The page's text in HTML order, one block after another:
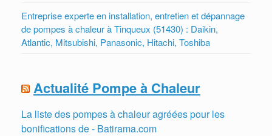
Entreprise experte en installation, entretien et dépannage
de pompes à chaleur à Tinqueux (51430) : Daikin,
Atlantic, Mitsubishi, Panasonic, Hitachi, Toshiba
Actualité Pompe à Chaleur
La liste des pompes à chaleur agréées pour les
bonifications de - Batirama.com